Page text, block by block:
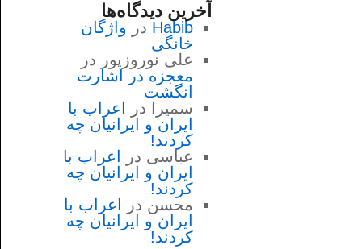
آخرین دیدگاه‌ها
Habib در واژگان
خانگی
علی نوروزپور در
معجزه در اشارت
انگشت
سمیرا
در
اعراب با
ايران و ايرانيان چه
كردند!
عباسی در
اعراب با
ايران و ايرانيان چه
كردند!
محسن در
اعراب با
ايران و ايرانيان چه
كردند!